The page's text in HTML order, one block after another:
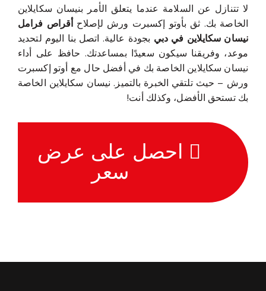
لا تتنازل عن السلامة عندما يتعلق الأمر بنيسان سكايلاين
الخاصة بك. ثق بأوتو إكسبرت ورش لإصلاح أقراص فرامل
نيسان سكايلاين في دبي بجودة عالية. اتصل بنا اليوم لتحديد
موعد، وفريقنا سيكون سعيدًا بمساعدتك. حافظ على أداء
نيسان سكايلاين الخاصة بك في أفضل حال مع أوتو إكسبرت
ورش – حيث تلتقي الخبرة بالتميز. نيسان سكايلاين الخاصة
بك تستحق الأفضل، وكذلك أنت!
احصل على عرض
سعر